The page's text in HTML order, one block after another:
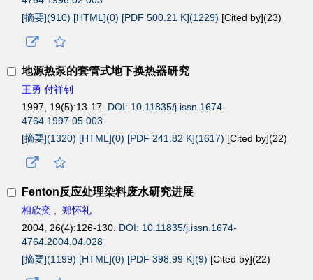
[摘要](910) [HTML](0) [PDF 500.21 K](1229) [Cited by](23)
地源热泵的套管式地下换热器研究
王勇 付祥钊
1997, 19(5):13-17. DOI: 10.11835/j.issn.1674-
4764.1997.05.003
[摘要](1320) [HTML](0) [PDF 241.82 K](1617) [Cited by](22)
Fenton反应处理染料废水研究进展
相欣奕 , 郑怀礼
2004, 26(4):126-130. DOI: 10.11835/j.issn.1674-
4764.2004.04.028
[摘要](1199) [HTML](0) [PDF 398.99 K](9) [Cited by](22)